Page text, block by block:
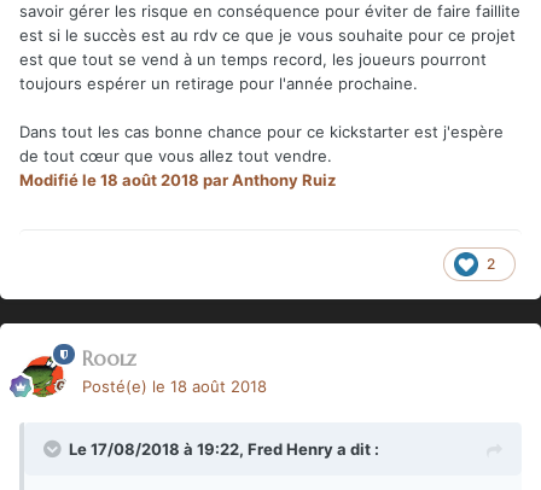
savoir gérer les risque en conséquence pour éviter de faire faillite
est si le succès est au rdv ce que je vous souhaite pour ce projet
est que tout se vend à un temps record, les joueurs pourront
toujours espérer un retirage pour l'année prochaine.
Dans tout les cas bonne chance pour ce kickstarter est j'espère
de tout cœur que vous allez tout vendre.
Modifiéle 18 août 2018 par Anthony Ruiz
2
Roolz
Posté(e) le 18 août 2018
Le 17/08/2018 à 19:22, Fred Henrya dit :